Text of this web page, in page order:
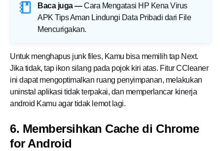
Baca juga — Cara Mengatasi HP Kena Virus
APK Tips Aman Lindungi Data Pribadi dari File
Mencurigakan.
Untuk menghapus junk files, Kamu bisa memilih tap Next.
Jika tidak, tap ikon silang pada pojok kiri atas. Fitur CCleaner
ini dapat mengoptimalkan ruang penyimpanan, melakukan
uninstal aplikasi tidak terpakai, dan memperlancar kinerja
android Kamu agar tidak lemot lagi.
6. Membersihkan Cache di Chrome
for Android